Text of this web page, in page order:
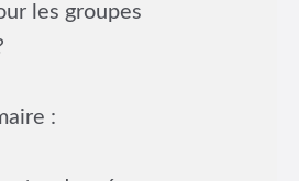
les groupes
: